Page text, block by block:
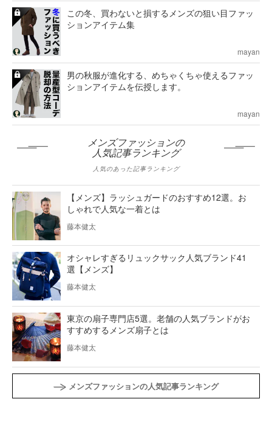
この冬、買わないと損するメンズの狙い目ファッ
ションアイテム集
mayan
男の秋服が進化する、めちゃくちゃ使えるファッ
ションアイテムを伝授します。
mayan
メンズファッションの
人気記事ランキング
人気のあった記事ランキング
【メンズ】ラッシュガードのおすすめ12選。お
しゃれで人気な一着とは
藤本健太
オシャレすぎるリュックサック人気ブランド41
選【メンズ】
藤本健太
東京の扇子専門店5選。老舗の人気ブランドがお
すすめするメンズ扇子とは
藤本健太
メンズファッションの人気記事ランキング